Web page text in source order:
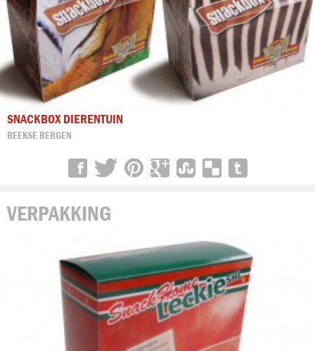
SNACKBOX DIERENTUIN
BEEKSE BERGEN
VERPAKKING